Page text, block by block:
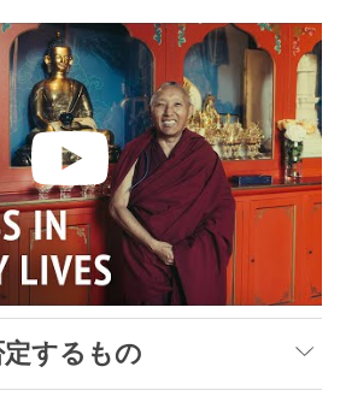
するもの